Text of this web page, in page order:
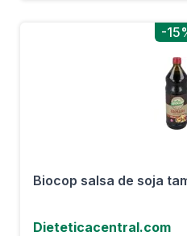
-
Biocop salsa de soja
Dieteticacentral.com